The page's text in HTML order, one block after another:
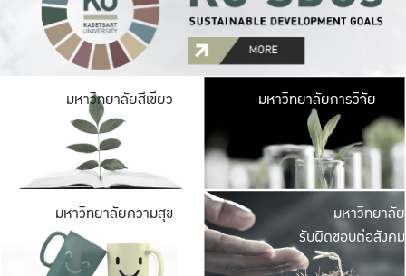
มหาวิทยาลัยสีเขียว มหาวิ
มีพื้นที่เขียวสดใส
เป็นป่าในเมือง เกษต
มหาวิทยาลัยการวิจัย
มหาวิทยาลัยความสุข มหาวิ
ค
เปิดประ
และพบเรื่องราวใ
มหาวิทยาลัย
รับผิดชอบต่อสังคม